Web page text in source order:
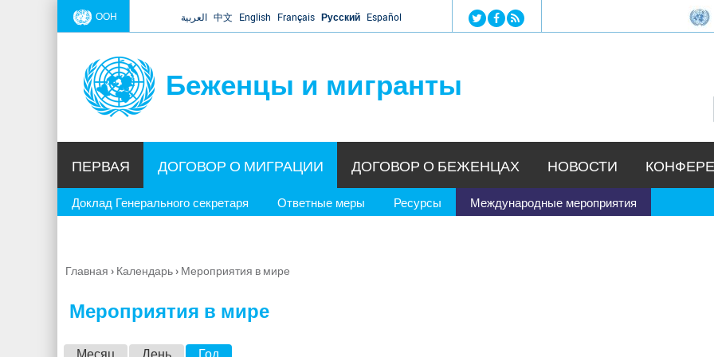
Jump to navigation
ООН العربية 中文 English Français Русский Español
Беженцы и мигранты
ПЕРВАЯ ДОГОВОР О МИГРАЦИИ
Доклад Генерального секретаря Ответные меры Ресурсы Международные мероприятия
ДОГОВОР О БЕЖЕНЦАХ НОВОСТИ
Вы
Главная › Календарь› Мероприятия в мире
Мероприятия в мире